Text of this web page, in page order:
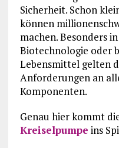
Sicherheit. Schon
können
machen. Besonders
Biotechnologie oder
Lebensmittel gelten
Anforderungen an
Komponenten.
Genau hier kommt
Kreiselpumpe ins